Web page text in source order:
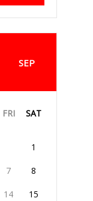
SEP
FRI SAT
1
7 8
14 15